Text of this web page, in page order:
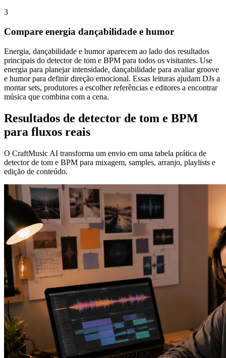
3
Compare energia dançabilidade e humor
Energia, dançabilidade e humor aparecem ao lado dos resultados
principais do detector de tom e BPM para todos os visitantes. Use
energia para planejar intensidade, dançabilidade para avaliar groove
e humor para definir direção emocional. Essas leituras ajudam DJs a
montar sets, produtores a escolher referências e editores a encontrar
música que combina com a cena.
Resultados de detector de tom e BPM
para fluxos reais
O CraftMusic AI transforma um envio em uma tabela prática de
detector de tom e BPM para mixagem, samples, arranjo, playlists e
edição de conteúdo.